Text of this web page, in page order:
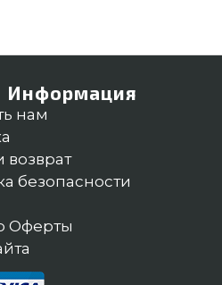
Информация
нам
безопасности
Оферты